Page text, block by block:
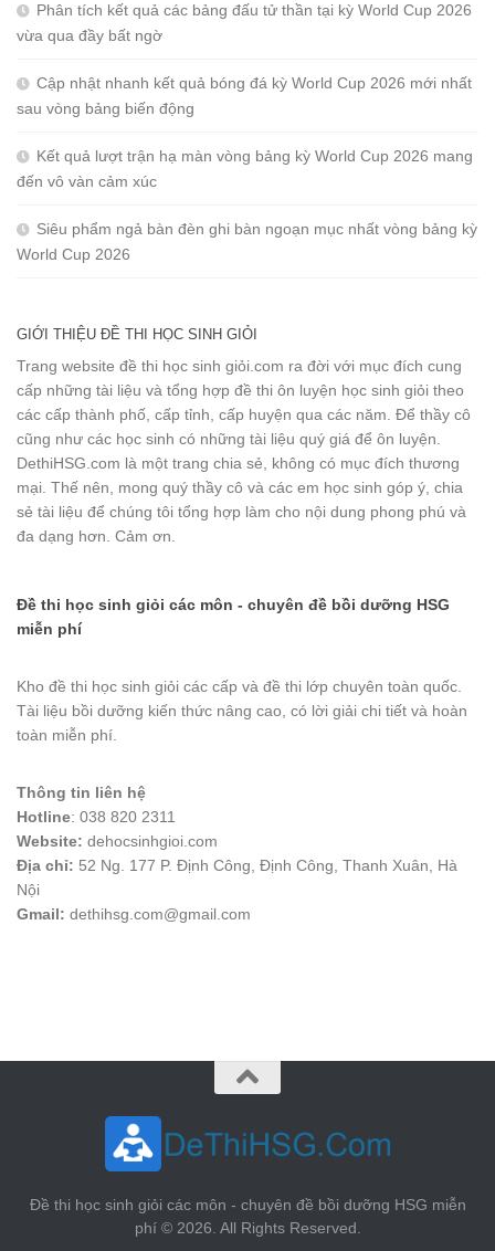
Phân tích kết quả các bảng đấu tử thần tại kỳ World Cup 2026
vừa qua đầy bất ngờ
Cập nhật nhanh kết quả bóng đá kỳ World Cup 2026 mới nhất
sau vòng bảng biến động
Kết quả lượt trận hạ màn vòng bảng kỳ World Cup 2026 mang
đến vô vàn cảm xúc
Siêu phẩm ngả bàn đèn ghi bàn ngoạn mục nhất vòng bảng kỳ
World Cup 2026
GIỚI THIỆU ĐỀ THI HỌC SINH GIỎI
Trang website đề thi học sinh giỏi.com ra đời với mục đích cung
cấp những tài liệu và tổng hợp đề thi ôn luyện học sinh giỏi theo
các cấp thành phố, cấp tỉnh, cấp huyện qua các năm. Để thầy cô
cũng như các học sinh có những tài liệu quý giá để ôn luyện.
DethiHSG.com là một trang chia sẻ, không có mục đích thương
mại. Thế nên, mong quý thầy cô và các em học sinh góp ý, chia
sẻ tài liệu để chúng tôi tổng hợp làm cho nội dung phong phú và
đa dạng hơn. Cảm ơn.
Đề thi học sinh giỏi các môn - chuyên đề bồi dưỡng HSG
miễn phí
Kho đề thi học sinh giỏi các cấp và đề thi lớp chuyên toàn quốc.
Tài liệu bồi dưỡng kiến thức nâng cao, có lời giải chi tiết và hoàn
toàn miễn phí.
Thông tin liên hệ
Hotline: 038 820 2311
Website: dehocsinhgioi.com
Địa chỉ: 52 Ng. 177 P. Định Công, Định Công, Thanh Xuân, Hà
Nội
Gmail: dethihsg.com@gmail.com
Đề thi học sinh giỏi các môn - chuyên đề bồi dưỡng HSG miễn
phí © 2026. All Rights Reserved.